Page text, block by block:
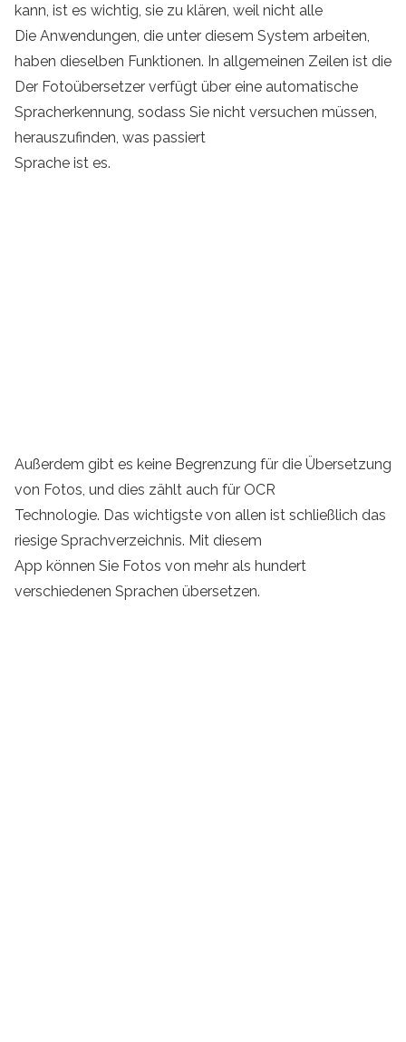
kann, ist es wichtig, sie zu klären, weil nicht alle
Die Anwendungen, die unter diesem System arbeiten,
haben dieselben Funktionen. In allgemeinen Zeilen ist die
Der Fotoübersetzer verfügt über eine automatische
Spracherkennung, sodass Sie nicht versuchen müssen,
herauszufinden, was passiert
Sprache ist es.
Außerdem gibt es keine Begrenzung für die Übersetzung
von Fotos, und dies zählt auch für OCR
Technologie. Das wichtigste von allen ist schließlich das
riesige Sprachverzeichnis. Mit diesem
App können Sie Fotos von mehr als hundert
verschiedenen Sprachen übersetzen.